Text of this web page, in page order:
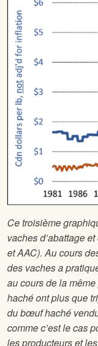
Ce troisième
vaches d’abattage
et AAC). Au cours
des vaches a
au cours de la
haché ont plus que
du bœuf haché
comme c’est le cas
les producteurs et